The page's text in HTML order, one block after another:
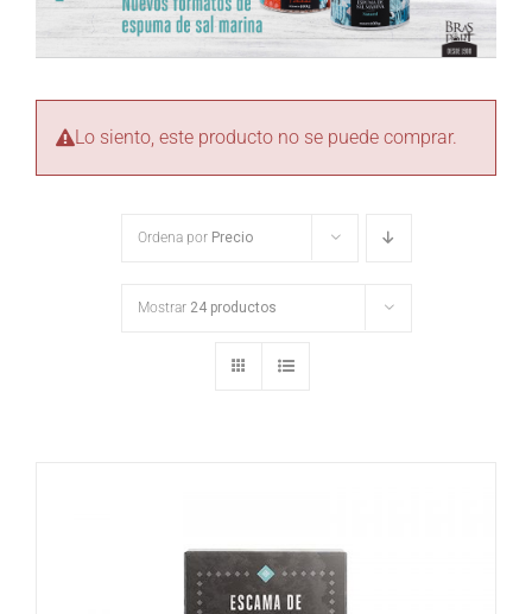
Lo siento, este producto no se puede comprar.
Ordena por Precio
Mostrar 24 productos